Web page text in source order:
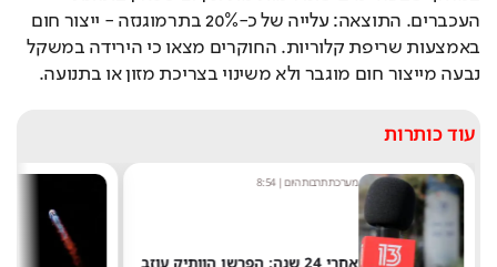
באמצעות שריפת קלוריות. החוקרים מצאו כי הירידה במשקל
נבעה מייצור חום מוגבר ולא משינוי בצריכת מזון או בתנועה.
עוד כותרות
מערכת תרבות היום|
8:54
אחרי 24 שנה: הפרשן הוותיק עוזב